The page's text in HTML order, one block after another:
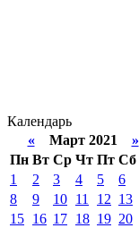
Календарь
«Март 2021 »
Пн Вт Ср Чт Пт Сб
1
2 3 4 5 6
8
9 10 11 12 13
15 16 17 18 19 20